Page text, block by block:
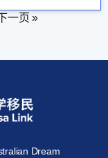
一页 »
Dream